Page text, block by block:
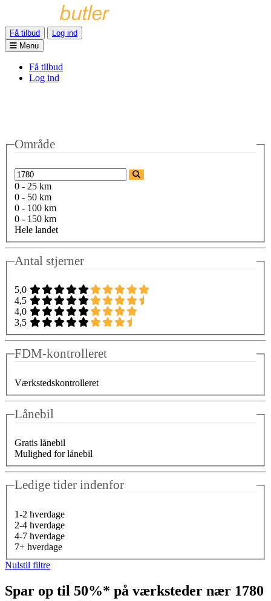
Få tilbud
Log ind
Menu
Få tilbud
Log ind
Område
0 - 25 km
0 - 50 km
0 - 100 km
0 - 150 km
Hele landet
Antal stjerner
5,0
4,5
4,0
3,5
FDM-kontrolleret
Værkstedskontrolleret
Lånebil
Gratis lånebil
Mulighed for lånebil
Ledige tider indenfor
1-2 hverdage
2-4 hverdage
4-7 hverdage
7+ hverdage
Nulstil filtre
Spar op til 50%* på værksteder nær 1780